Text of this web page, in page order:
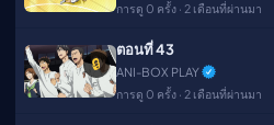
การดู 0 ครั้ง · 2 เดือนที่ผ่านมา
🔒
ตอนที่ 43
ANI-BOX PLAY
การดู 0 ครั้ง · 2 เดือนที่ผ่านมา